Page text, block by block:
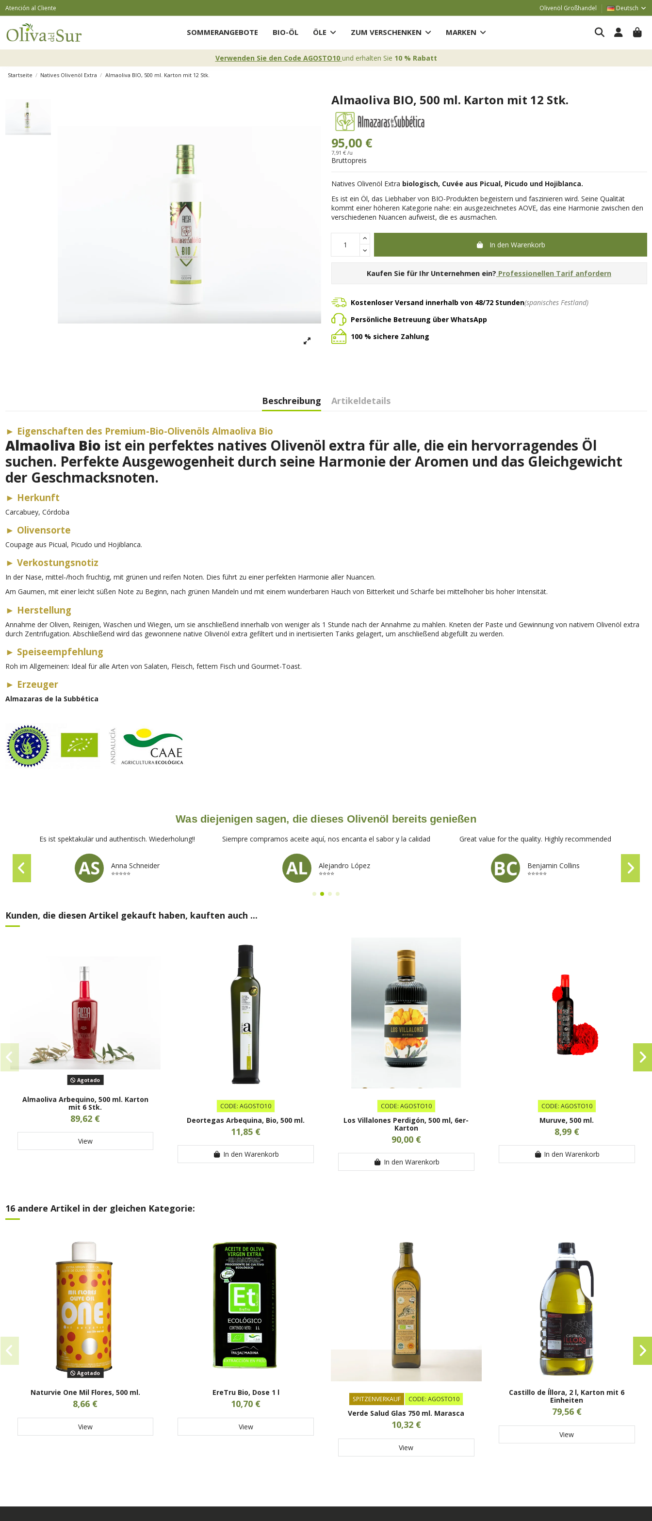
Atención al Cliente Olivenöl Großhandel Deutsch
SOMMERANGEBOTE BIO-ÖL ÖLE ZUM VERSCHENKEN MARKEN
Verwenden Sie den Code AGOSTO10 und erhalten Sie 10 % Rabatt
Startseite Natives Olivenöl Extra Almaoliva BIO, 500 ml. Karton mit 12 Stk.
Almaoliva BIO, 500 ml. Karton mit 12 Stk.
95,00 €
7,91 € /u
Bruttopreis
Natives Olivenöl Extra biologisch, Cuvée aus Picual, Picudo und Hojiblanca.
Es ist ein Öl, das Liebhaber von BIO-Produkten begeistern und faszinieren wird. Seine Qualität
kommt einer höheren Kategorie nahe: ein ausgezeichnetes AOVE, das eine Harmonie zwischen den
verschiedenen Nuancen aufweist, die es ausmachen.
In den Warenkorb
Kaufen Sie für Ihr Unternehmen ein? Professionellen Tarif anfordern
Kostenloser Versand innerhalb von 48/72 Stunden(spanisches Festland)
Persönliche Betreuung über WhatsApp
100 % sichere Zahlung
Beschreibung Artikeldetails
► Eigenschaften des Premium-Bio-Olivenöls Almaoliva Bio
Almaoliva Bio ist ein perfektes natives Olivenöl extra für alle, die ein hervorragendes Öl
suchen. Perfekte Ausgewogenheit durch seine Harmonie der Aromen und das Gleichgewicht
der Geschmacksnoten.
► Herkunft
Carcabuey, Córdoba
► Oliven­sorte
Coupage aus Picual, Picudo und Hojiblanca.
► Verkostungsnotiz
In der Nase, mittel-/hoch fruchtig, mit grünen und reifen Noten. Dies führt zu einer perfekten Harmonie aller Nuancen.
Am Gaumen, mit einer leicht süßen Note zu Beginn, nach grünen Mandeln und mit einem wunderbaren Hauch von Bitterkeit und Schärfe bei mittelhoher bis hoher Intensität.
► Herstellung
Annahme der Oliven, Reinigen, Waschen und Wiegen, um sie anschließend innerhalb von weniger als 1 Stunde nach der Annahme zu mahlen. Kneten der Paste und Gewinnung von nativem Olivenöl extra
durch Zentrifugation. Abschließend wird das gewonnene native Olivenöl extra gefiltert und in inertisierten Tanks gelagert, um anschließend abgefüllt zu werden.
► Speiseempfehlung
Roh im Allgemeinen: Ideal für alle Arten von Salaten, Fleisch, fettem Fisch und Gourmet-Toast.
► Erzeuger
Almazaras de la Subbética
Was diejenigen sagen, die dieses Olivenöl bereits genießen
Es ist spektakulär und authentisch. Wiederholung!!
Anna Schneider
⭐⭐⭐⭐⭐
Siempre compramos aceite aquí, nos encanta el sabor y la calidad
Alejandro López
⭐⭐⭐⭐
Great value for the quality. Highly recommended
Benjamin Collins
⭐⭐⭐⭐⭐
Kunden, die diesen Artikel gekauft haben, kauften auch ...
Agotado
Almaoliva Arbequino, 500 ml. Karton
mit 6 Stk.
89,62 €
View
CODE: AGOSTO10
Deortegas Arbequina, Bio, 500 ml.
11,85 €
In den Warenkorb
CODE: AGOSTO10
Los Villalones Perdigón, 500 ml, 6er-
Karton
90,00 €
In den Warenkorb
CODE: AGOSTO10
Muruve, 500 ml.
8,99 €
In den Warenkorb
16 andere Artikel in der gleichen Kategorie:
Agotado
Naturvie One Mil Flores, 500 ml.
8,66 €
View
EreTru Bio, Dose 1 l
10,70 €
View
SPITZENVERKAUF CODE: AGOSTO10
Verde Salud Glas 750 ml. Marasca
10,32 €
View
Castillo de Íllora, 2 l, Karton mit 6
Einheiten
79,56 €
View